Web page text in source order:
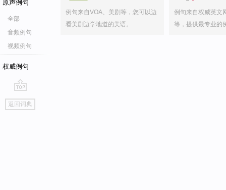
原声例句
全部
音频例句
视频例句
权威例句
go
top
返回词典
例句来自VOA、美剧等，您可以边
看美剧边学地道的美语。
例句来自权威英文
等，提供最专业的